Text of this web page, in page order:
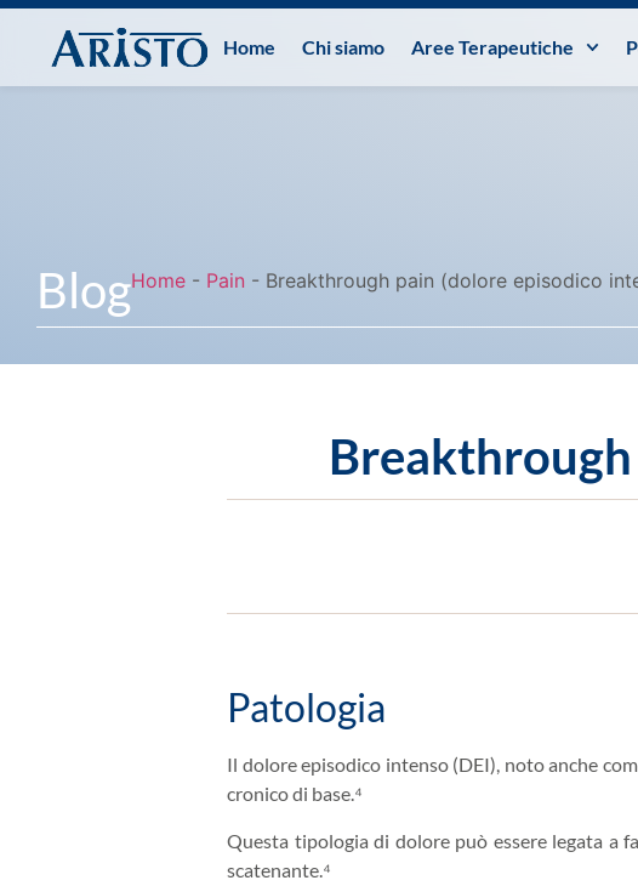
Home Chi siamo Aree Terapeutiche
BlogHome - Pain - Breakthrough pain (dolore episodico
Patologia
Il dolore episodico intenso (DEI), noto anche
cronico di base.⁴
Questa tipologia di dolore può essere legata a
scatenante.⁴